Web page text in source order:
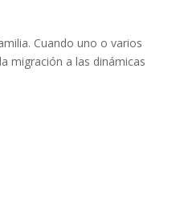
Cuando uno o varios
migración a las dinámicas